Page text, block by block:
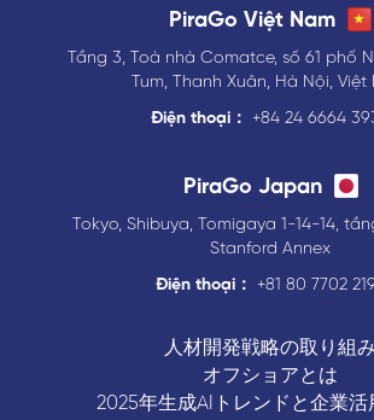
PiraGo Việt Nam
Tầng 3, Toà nhà Comatce, số 61 phố
Tum, Thanh Xuân, Hà Nội, Việt
Điện thoại：
+84 24 6664
PiraGo Japan
Tokyo, Shibuya, Tomigaya 1-14-14,
Stanford Annex
Điện thoại：
+81 80 7702
人材開発戦略の取り組み
オフショアとは
2025年生成AIトレンドと企業活